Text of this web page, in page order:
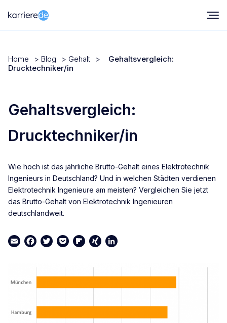
Home > Blog > Gehalt >
Gehaltsvergleich:
Drucktechniker/in
Gehaltsvergleich:
Drucktechniker/in
Wie hoch ist das jährliche Brutto-Gehalt eines Elektrotechnik
Ingenieurs in Deutschland? Und in welchen Städten verdienen
Elektrotechnik Ingenieure am meisten? Vergleichen Sie jetzt
das Brutto-Gehalt von Elektrotechnik Ingenieuren
deutschlandweit.
EmailFacebook
TwitterPocketFlipboard
XINGLinkedIn